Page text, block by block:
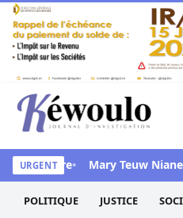
Aller au contenu
Kéwoulo, le premier site
URGENT
chambre Mary Teuw Niane :
POLITIQUE JUSTICE